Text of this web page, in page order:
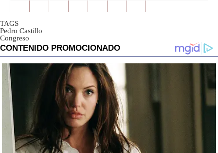
TAGS
Pedro Castillo |
Congreso